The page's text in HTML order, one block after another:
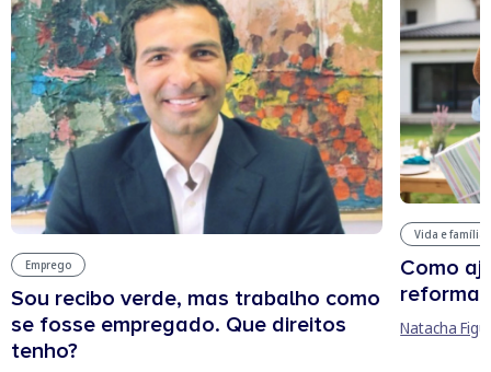
Emprego
Sou recibo verde, mas trabalho como
se fosse empregado. Que direitos
tenho?
Vida e família
Como
reforma
Natacha